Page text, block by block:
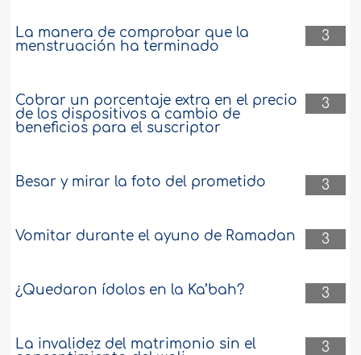
3
La manera de comprobar que la
menstruación ha terminado
3
Cobrar un porcentaje extra en el precio
de los dispositivos a cambio de
beneficios para el suscriptor
3
Besar y mirar la foto del prometido
3
Vomitar durante el ayuno de Ramadan
3
¿Quedaron ídolos en la Ka’bah?
3
La invalidez del matrimonio sin el